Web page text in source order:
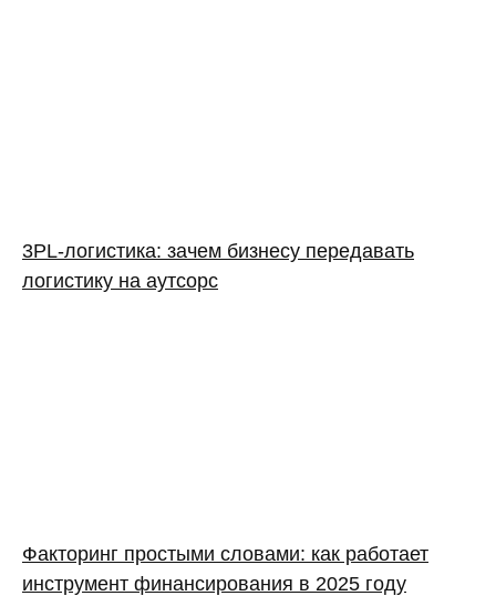
3PL‑логистика: зачем бизнесу передавать
логистику на аутсорс
Факторинг простыми словами: как работает
инструмент финансирования в 2025 году